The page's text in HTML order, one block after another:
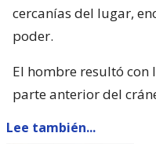
cercanías del lugar,
poder.
El hombre resultó con
parte anterior del
Lee también...